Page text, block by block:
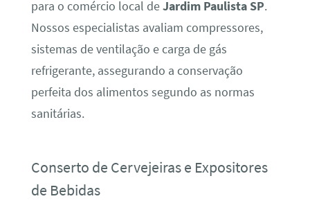
para o comércio local deJardim Paulista SP.
Nossos especialistas avaliam compressores,
sistemas de ventilação e carga de gás
refrigerante, assegurando a conservação
perfeita dos alimentos segundo as normas
sanitárias.
Conserto de Cervejeiras e Expositores
de Bebidas